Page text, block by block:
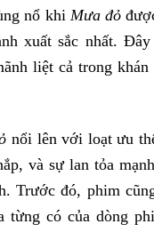
nổ khi Mưa đỏ
xuất sắc nhất.
liệt cả trong
nổi lên với loạt ưu
và sự lan tỏa
Trước đó, phim
từng có của dòng